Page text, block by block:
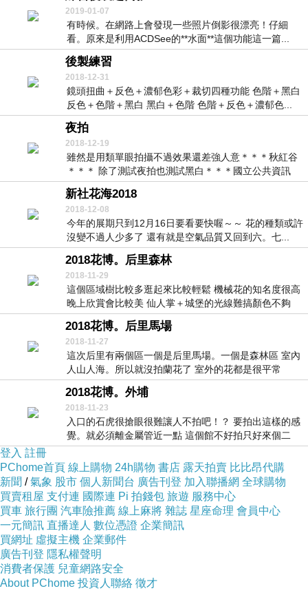
2019-01-07
有時候。在網路上會發現一些照片倒影很漂亮！仔細
看。原來是利用ACDSee的**水面**這個功能這一篇...
後製練習
2018-12-31
鏡頭扭曲＋反色＋濃郁色彩＋裁切四種功能 色階＋黑白
反色＋色階＋黑白 黑白＋色階 色階＋反色＋濃郁色...
夜拍
2018-12-19
雖然是用類單眼拍攝不過效果還差強人意＊＊＊秋紅谷
＊＊＊ 除了測試夜拍也測試黑白＊＊＊國立公共資訊
圖...
新社花海2018
2018-12-08
今年的展期只到12月16日要看要快喔～～ 花的種類或許
沒變不過人少多了 還有就是空氣品質又回到六。七...
2018花博。后里森林
2018-11-29
這個區域樹比較多逛起來比較輕鬆 機械花的知名度很高
晚上欣賞會比較美 仙人掌＋城堡的光線難搞顏色不夠
亮...
2018花博。后里馬場
2018-11-27
這次后里有兩個區一個是后里馬場。一個是森林區 室內
人山人海。所以就沒拍蘭花了 室外的花都是很平常
的。...
2018花博。外埔
2018-11-23
入口的石虎很搶眼很難讓人不拍吧！？ 要拍出這樣的感
覺。就必須離金屬管近一點 這個館不好拍只好來個二
分...
登入 註冊
PChome首頁 線上購物 24h購物 書店 露天拍賣 比比昂代購
新聞 /氣象 股市 個人新聞台 廣告刊登 加入聯播網 全球購物
買賣租屋 支付連 國際連 Pi 拍錢包 旅遊 服務中心
買車 旅行團 汽車險推薦 線上麻將 雜誌 星座命理 會員中心
一元簡訊 直播達人 數位憑證 企業簡訊
買網址 虛擬主機 企業郵件
廣告刊登 隱私權聲明
消費者保護 兒童網路安全
About PChome 投資人聯絡 徵才